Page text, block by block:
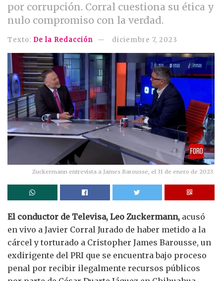
por corrupción. Corral cuestiona su ética y
nulo compromiso con la verdad.
Texto: De la Redacción diciembre 7, 2023
Zuckermann entrevista a James Barousse, el 31 de enero de 2023.
El conductor de Televisa, Leo Zuckermann, acusó
en vivo a Javier Corral Jurado de haber metido a la
cárcel y torturado a Cristopher James Barousse, un
exdirigente del PRI que se encuentra bajo proceso
penal por recibir ilegalmente recursos públicos